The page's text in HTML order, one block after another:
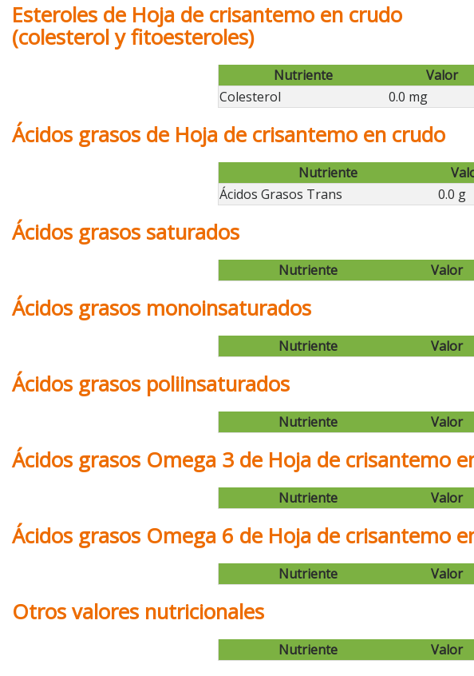
Esteroles de Hoja de crisantemo en crudo
(colesterol y fitoesteroles)
Nutriente
Valor
Colesterol
0.0 mg
Ácidos grasos de Hoja de crisantemo en crudo
Nutriente
Ácidos Grasos Trans
0.0 g
Ácidos grasos saturados
Nutriente Valor
Ácidos grasos monoinsaturados
Nutriente Valor
Ácidos grasos poliinsaturados
Nutriente Valor
Ácidos grasos Omega 3 de Hoja de crisantemo
Nutriente Valor
Ácidos grasos Omega 6 de Hoja de crisantemo
Nutriente Valor
Otros valores nutricionales
Nutriente Valor